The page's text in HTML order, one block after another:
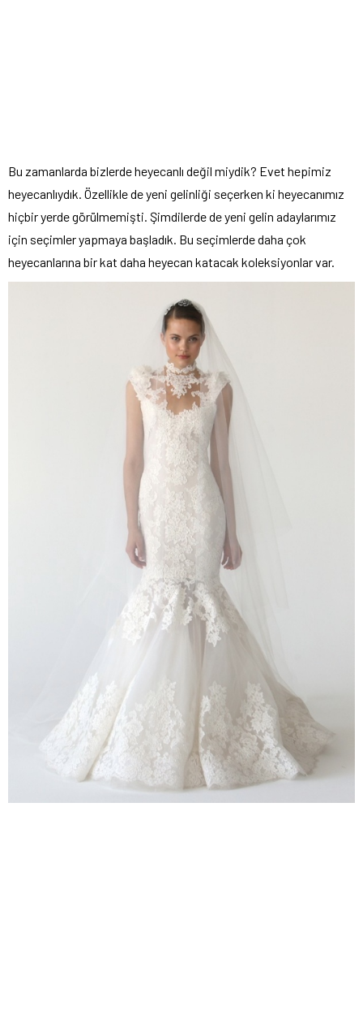
Bu zamanlarda bizlerde heyecanlı değil miydik? Evet hepimiz
heyecanlıydık. Özellikle de yeni gelinliği seçerken ki heyecanımız
hiçbir yerde görülmemişti. Şimdilerde de yeni gelin adaylarımız
için seçimler yapmaya başladık. Bu seçimlerde daha çok
heyecanlarına bir kat daha heyecan katacak koleksiyonlar var.